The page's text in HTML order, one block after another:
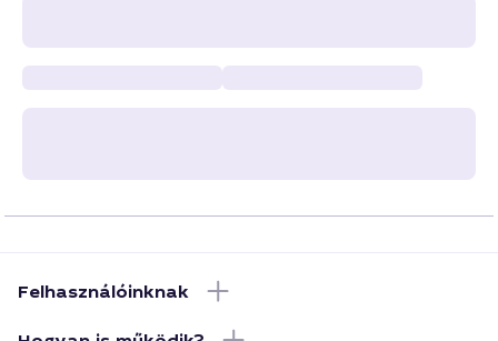
Felhasználóinknak